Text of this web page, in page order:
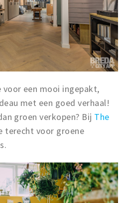
voor een mooi ingepakt,
met een goed verhaal!
groen verkopen? Bij The
terecht voor groene